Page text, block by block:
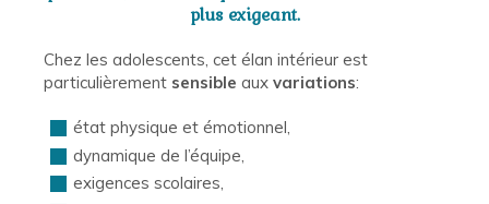
plus exigeant.
Chez les adolescents, cet élan intérieur est
particulièrement sensible aux variations:
état physique et émotionnel,
dynamique de l’équipe,
exigences scolaires,